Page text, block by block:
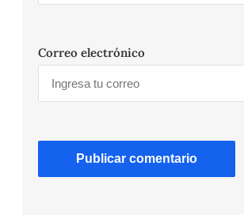
Correo electrónico